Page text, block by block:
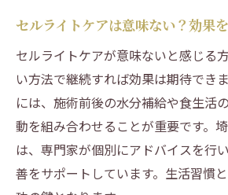
セルライトケアは意味ない？効果
セルライトケアが意味ないと感じる
い方法で継続すれば効果は期待でき
には、施術前後の水分補給や食生活
動を組み合わせることが重要です。
は、専門家が個別にアドバイスを行
善をサポートしています。生活習慣